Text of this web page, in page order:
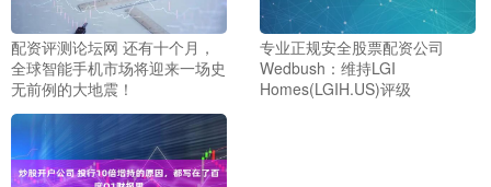
配资评测论坛网 还有十个月，
全球智能手机市场将迎来一场史
无前例的大地震！
专业正规安全股票配资公司
Wedbush：维持LGI
Homes(LGIH.US)评级